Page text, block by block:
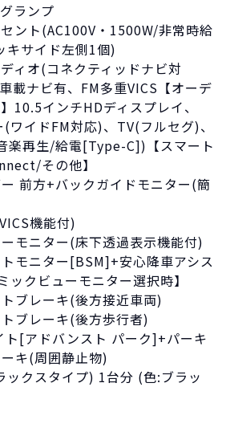
ランプ
ント(AC100V・1500W/非常時給
キサイド左側1個)
ィオ(コネクティッドナビ対
載ナビ有、FM多重VICS【オーデ
10.5インチHDディスプレイ、
ワイドFM対応)、TV(フルセグ)、
楽再生/給電[Type-C])【スマート
その他】
前方+バックガイドモニター(簡
機能付)
モニター(床下透過表示機能付)
モニター[BSM]+安心降車アシス
ックビューモニター選択時】
ブレーキ(後方接近車両)
ブレーキ(後方歩行者)
ト[アドバンスト パーク]+パーキ
キ(周囲静止物)
ックスタイプ) 1台分 (色:ブラッ